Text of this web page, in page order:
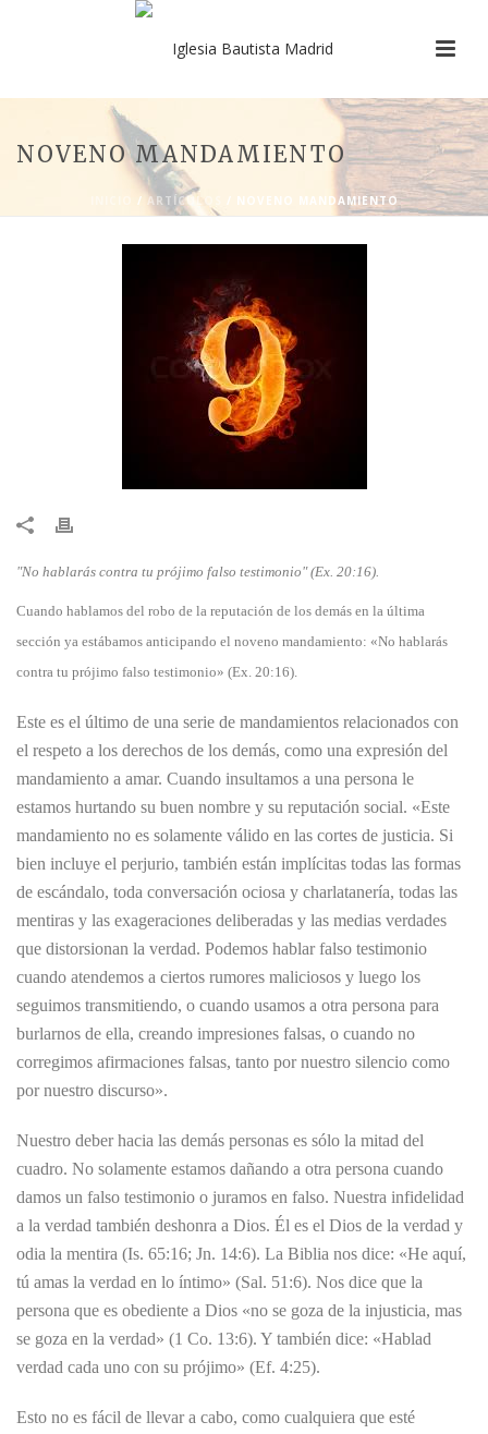
NOVENO MANDAMIENTO
/ ARTÍCULOS / NOVENO MANDAMIENTO
​"No hablarás contra tu prójimo falso testimonio" (Ex. 20:16).
Cuando hablamos del robo de la reputación de los demás en la última
sección ya estábamos anticipando el noveno mandamiento: «No hablarás
contra tu prójimo falso testimonio» (Ex. 20:16).
Este es el último de una serie de mandamientos relacionados con
el respeto a los derechos de los demás, como una expresión del
mandamiento a amar. Cuando insultamos a una persona le
estamos hurtando su buen nombre y su reputación social. «Este
mandamiento no es solamente válido en las cortes de justicia. Si
bien incluye el perjurio, también están implícitas todas las formas
de escándalo, toda conversación ociosa y charlatanería, todas las
mentiras y las exageraciones deliberadas y las medias verdades
que distorsionan la verdad. Podemos hablar falso testimonio
cuando atendemos a ciertos rumores maliciosos y luego los
seguimos transmitiendo, o cuando usamos a otra persona para
burlarnos de ella, creando impresiones falsas, o cuando no
corregimos afirmaciones falsas, tanto por nuestro silencio como
por nuestro discurso».
Nuestro deber hacia las demás personas es sólo la mitad del
cuadro. No solamente estamos dañando a otra persona cuando
damos un falso testimonio o juramos en falso. Nuestra infidelidad
a la verdad también deshonra a Dios. Él es el Dios de la verdad y
odia la mentira (Is. 65:16; Jn. 14:6). La Biblia nos dice: «He aquí,
tú amas la verdad en lo íntimo» (Sal. 51:6). Nos dice que la
persona que es obediente a Dios «no se goza de la injusticia, mas
se goza en la verdad» (1 Co. 13:6). Y también dice: «Hablad
verdad cada uno con su prójimo» (Ef. 4:25).
Esto no es fácil de llevar a cabo, como cualquiera que esté